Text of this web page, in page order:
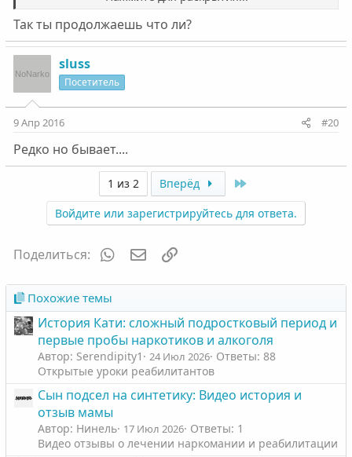
улице проблем не было. Сейчас если и затянишься -
первые пол часика все норм, потом или догоняешься
или появляется желание выключить свет, ни с кем не
разговаривать, лежать в тишине, в голове только одни
проблемы, Все напрягает и сердце колотится.... Либо
если кто то появляется из посторонних пытаешься
делать вид , что спишь... Хотя никакого сна нет, Просто
прячешь глаза....
Понаписал кучу всего, Может кто и поймет
Так ты продолжаешь что ли?
sluss
Посетитель
9 Апр 2016 #20
Редко но бывает....
1 из 2 Вперёд
Войдите или зарегистрируйтесь для ответа.
Поделиться: WhatsAppЭлектронная почта
Похожие темы
История Кати: сложный подростковый период и
первые пробы наркотиков и алкоголя
Автор: Serendipity1 24 Июл 2026 Ответы: 88
Открытые уроки реабилитантов
Сын подсел на синтетику: Видео история и
отзыв мамы
Автор: Нинель 17 Июл 2026 Ответы: 1
Видео отзывы о лечении наркомании и реабилитации